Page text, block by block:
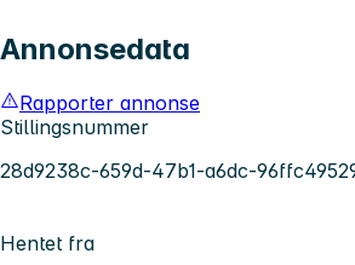
Annonsedata
Rapporter annonse
Stillingsnummer
28d9238c-659d-47b1-a6dc-
Hentet fra